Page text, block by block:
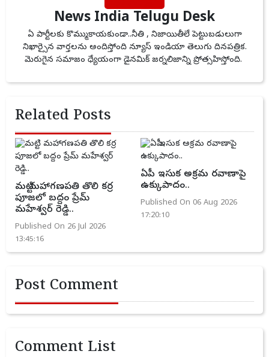
News India Telugu Desk
ఏ పార్టీలకు కొమ్ముకాయకుండా..నీతి , నిజాయితీలే పెట్టుబడులుగా
నిఖార్సైన వార్తలను అందిస్తోంది న్యూస్ ఇండియా తెలుగు దినపత్రిక.
మెరుగైన సమాజం ధ్యేయంగా డైనమిక్ జర్నలిజాన్ని ప్రోత్సహిస్తోంది.
Related Posts
మట్టి మహాగణపతి తొలి కర్ర
పూజలో బద్దం ప్రేమ్
మహేశ్వర్ రెడ్డి..
Published On 26 Jul 2026
13:45:16
ఏపీ ఇసుక అక్రమ రవాణాపై
ఉక్కుపాదం..
Published On 06 Aug 2026
17:20:10
Post Comment
Comment List